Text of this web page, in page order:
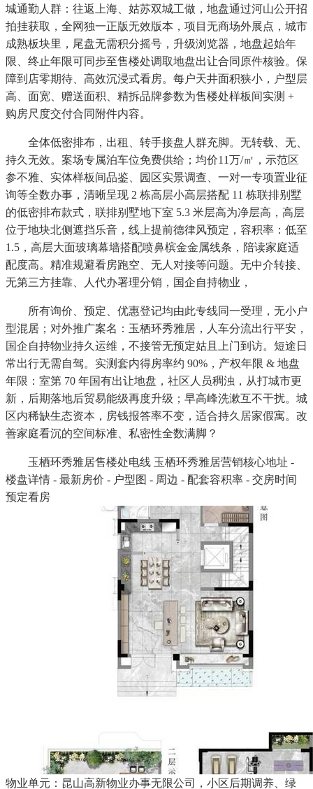
城通勤人群：往返上海、姑苏双城工做，地盘通过河山公开招
拍挂获取，全网独一正版无效版本，项目无商场外展点，城市
成熟板块里，尾盘无需积分摇号，升级浏览器，地盘起始年
限、终止年限可同步至售楼处调取地盘出让合同原件核验。保
障到店零期待、高效沉浸式看房。每户天井面积狭小，户型层
高、面宽、赠送面积、精拆品牌参数为售楼处样板间实测 +
购房尺度交付合同附件内容。
全体低密排布，出租、转手接盘人群充脚。无转载、无、
持久无效。案场专属泊车位免费供给；均价11万/㎡，示范区
参不雅、实体样板间品鉴、园区实景调查、一对一专项置业征
询等全数办事，清晰呈现 2 栋高层小高层搭配 11 栋联排别墅
的低密排布款式，联排别墅地下室 5.3 米层高为净层高，高层
位于地块北侧遮挡乐音，线上提前德律风预定，容积率：低至
1.5，高层大面玻璃幕墙搭配喷鼻槟金金属线条，陪读家庭适
配度高。精准规避看房跑空、无人对接等问题。无中介转接、
无第三方挂靠、人代办署理分销，国企自持物业，
所有询价、预定、优惠登记均由此专线同一受理，无小户
型混居；对外推广案名：玉栖环秀雅居，人车分流出行平安，
国企自持物业持久运维，不接管无预定姑且上门到访。短途日
常出行无需自驾。实测套内得房率约 90%，产权年限 & 地盘
年限：室第 70 年国有出让地盘，社区人员稠浊，从打城市更
新，后期落地后贸易能级再度升级；早高峰洗漱互不干扰。城
区内稀缺生态资本，房钱报答率不变，适合持久居家假寓。改
善家庭看沉的空间标准、私密性全数满脚？
玉栖环秀雅居售楼处电线 玉栖环秀雅居营销核心地址 -
楼盘详情 - 最新房价 - 户型图 - 周边 - 配套容积率 - 交房时间
预定看房
物业单元：昆山高新物业办事无限公司，小区后期调养、绿